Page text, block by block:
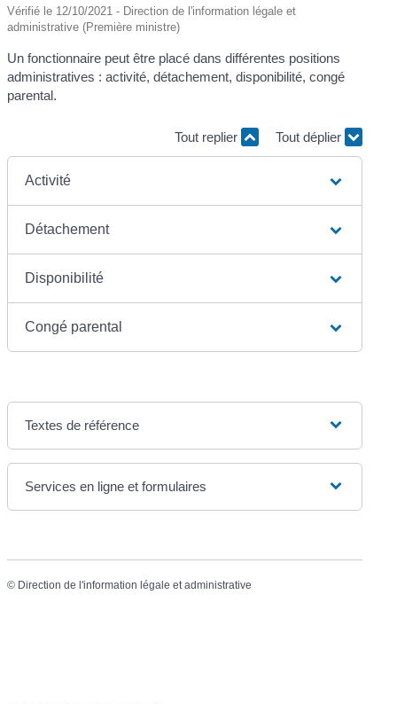
Vérifié le 12/10/2021 - Direction de l'information légale et
administrative (Première ministre)
Un fonctionnaire peut être placé dans différentes positions
administratives : activité, détachement, disponibilité, congé
parental.
Tout replier Tout déplier
Activité
Détachement
Disponibilité
Congé parental
Textes de référence
Services en ligne et formulaires
© Direction de l'information légale et administrative